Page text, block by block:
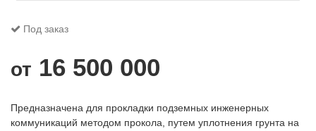
Под заказ
от 16 500 000
Предназначена для прокладки подземных инженерных
коммуникаций методом прокола, путем уплотнения грунта на